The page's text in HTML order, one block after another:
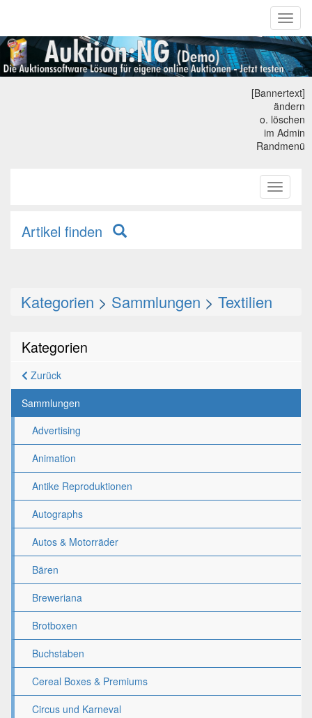
[Bannertext]
ändern
o. löschen
im Admin
Randmenü
Toggle
primary
Artikel finden
Kategorien > Sammlungen > Textilien
Kategorien
Zurück
Sammlungen
Advertising
Animation
Antike Reproduktionen
Autographs
Autos & Motorräder
Bären
Breweriana
Brotboxen
Buchstaben
Cereal Boxes & Premiums
Circus und Karneval